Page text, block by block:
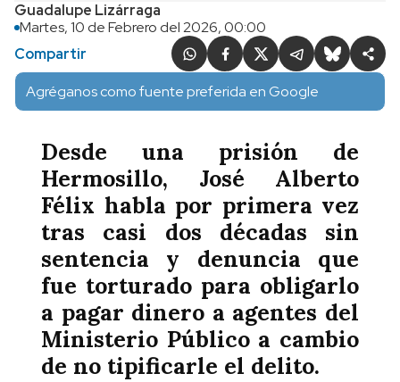
Guadalupe Lizárraga
Martes, 10 de Febrero del 2026, 00:00
Compartir
Agréganos como fuente preferida en Google
Desde una prisión de
Hermosillo, José Alberto
Félix habla por primera vez
tras casi dos décadas sin
sentencia y denuncia que
fue torturado para obligarlo
a pagar dinero a agentes del
Ministerio Público a cambio
de no tipificarle el delito.